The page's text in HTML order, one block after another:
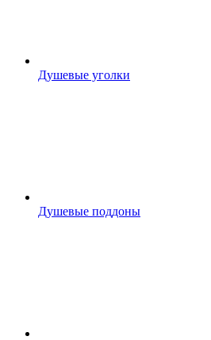
Душевые уголки
Душевые поддоны